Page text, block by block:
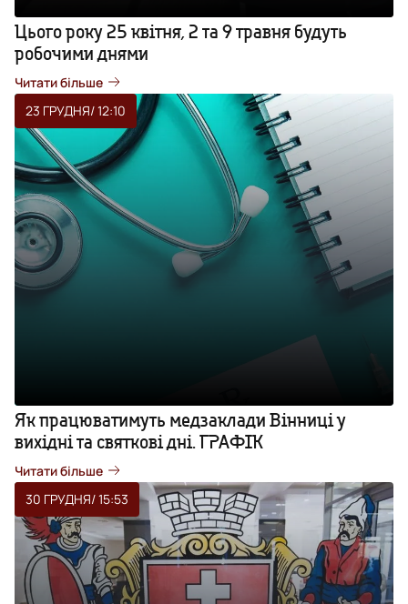
Цього року 25 квітня, 2 та 9 травня будуть
робочими днями
Читати більше
23 ГРУДНЯ/ 12:10
Як працюватимуть медзаклади Вінниці у
вихідні та святкові дні. ГРАФІК
Читати більше
30 ГРУДНЯ/ 15:53